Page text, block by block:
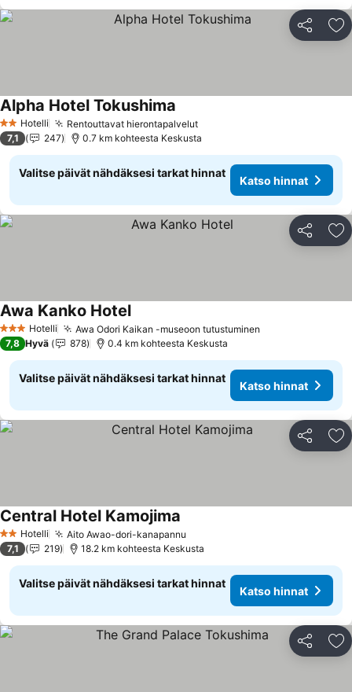
Jaa
2 Tähtiluokitus
Hotelli Rentouttavat hierontapalvelut
Alpha Hotel Tokushima
7,1 247 0.7 km kohteesta Keskusta
Valitse päivät nähdäksesi tarkat hinnat
Katso hinnat
Jaa
3 Tähtiluokitus
Hotelli Awa Odori Kaikan -museoon tutustuminen
Awa Kanko Hotel
7,8 Hyvä 878 0.4 km kohteesta Keskusta
Valitse päivät nähdäksesi tarkat hinnat
Katso hinnat
Jaa
2 Tähtiluokitus
Hotelli Aito Awao-dori-kanapannu
Central Hotel Kamojima
7,1 219 18.2 km kohteesta Keskusta
Valitse päivät nähdäksesi tarkat hinnat
Katso hinnat
Jaa